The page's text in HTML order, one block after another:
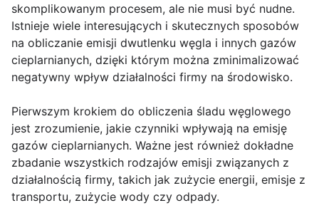
skomplikowanym procesem, ale nie musi być nudne.
Istnieje wiele interesujących i skutecznych sposobów
na obliczanie emisji dwutlenku węgla i innych gazów
cieplarnianych, dzięki którym można zminimalizować
negatywny wpływ działalności firmy na środowisko.
Pierwszym krokiem do obliczenia śladu węglowego
jest zrozumienie, jakie czynniki wpływają na emisję
gazów cieplarnianych. Ważne jest również dokładne
zbadanie wszystkich rodzajów emisji związanych z
działalnością firmy, takich jak zużycie energii, emisje z
transportu, zużycie wody czy odpady.